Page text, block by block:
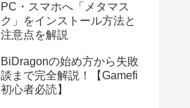
PC・スマホへ「メタマス
ク」をインストール方法と
注意点を解説
BiDragonの始め方から失敗
談まで完全解説！【Gamefi
初心者必読】